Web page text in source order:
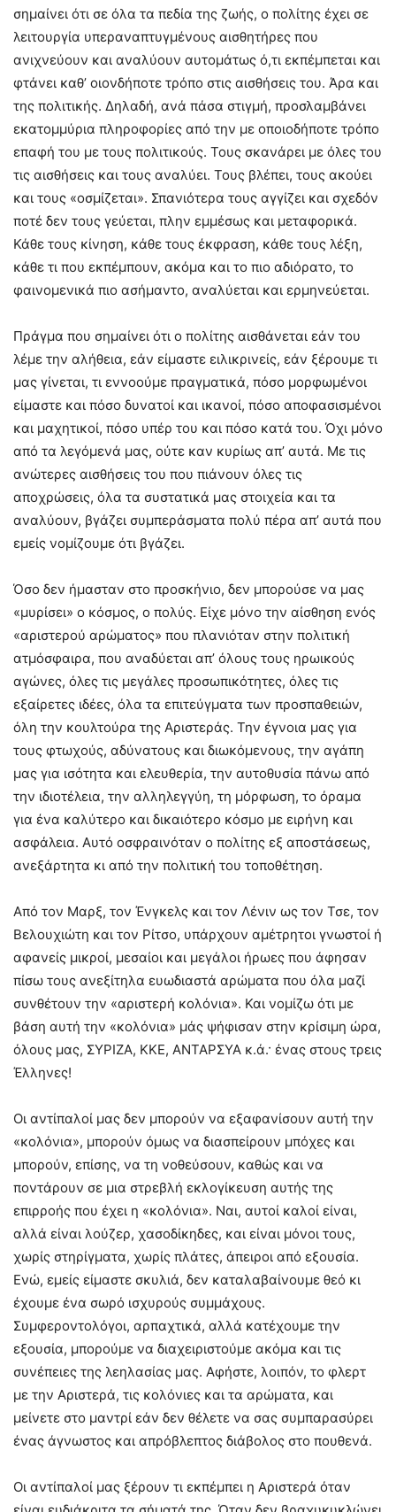
σημαίνει ότι σε όλα τα πεδία της ζωής, ο πολίτης έχει σε
λειτουργία υπεραναπτυγμένους αισθητήρες που
ανιχνεύουν και αναλύουν αυτομάτως ό,τι εκπέμπεται και
φτάνει καθ’ οιονδήποτε τρόπο στις αισθήσεις του. Άρα και
της πολιτικής. Δηλαδή, ανά πάσα στιγμή, προσλαμβάνει
εκατομμύρια πληροφορίες από την με οποιοδήποτε τρόπο
επαφή του με τους πολιτικούς. Τους σκανάρει με όλες του
τις αισθήσεις και τους αναλύει. Τους βλέπει, τους ακούει
και τους «οσμίζεται». Σπανιότερα τους αγγίζει και σχεδόν
ποτέ δεν τους γεύεται, πλην εμμέσως και μεταφορικά.
Κάθε τους κίνηση, κάθε τους έκφραση, κάθε τους λέξη,
κάθε τι που εκπέμπουν, ακόμα και το πιο αδιόρατο, το
φαινομενικά πιο ασήμαντο, αναλύεται και ερμηνεύεται.
Πράγμα που σημαίνει ότι ο πολίτης αισθάνεται εάν του
λέμε την αλήθεια, εάν είμαστε ειλικρινείς, εάν ξέρουμε τι
μας γίνεται, τι εννοούμε πραγματικά, πόσο μορφωμένοι
είμαστε και πόσο δυνατοί και ικανοί, πόσο αποφασισμένοι
και μαχητικοί, πόσο υπέρ του και πόσο κατά του. Όχι μόνο
από τα λεγόμενά μας, ούτε καν κυρίως απ’ αυτά. Με τις
ανώτερες αισθήσεις του που πιάνουν όλες τις
αποχρώσεις, όλα τα συστατικά μας στοιχεία και τα
αναλύουν, βγάζει συμπεράσματα πολύ πέρα απ’ αυτά που
εμείς νομίζουμε ότι βγάζει.
Όσο δεν ήμασταν στο προσκήνιο, δεν μπορούσε να μας
«μυρίσει» ο κόσμος, ο πολύς. Είχε μόνο την αίσθηση ενός
«αριστερού αρώματος» που πλανιόταν στην πολιτική
ατμόσφαιρα, που αναδύεται απ’ όλους τους ηρωικούς
αγώνες, όλες τις μεγάλες προσωπικότητες, όλες τις
εξαίρετες ιδέες, όλα τα επιτεύγματα των προσπαθειών,
όλη την κουλτούρα της Αριστεράς. Την έγνοια μας για
τους φτωχούς, αδύνατους και διωκόμενους, την αγάπη
μας για ισότητα και ελευθερία, την αυτοθυσία πάνω από
την ιδιοτέλεια, την αλληλεγγύη, τη μόρφωση, το όραμα
για ένα καλύτερο και δικαιότερο κόσμο με ειρήνη και
ασφάλεια. Αυτό οσφραινόταν ο πολίτης εξ αποστάσεως,
ανεξάρτητα κι από την πολιτική του τοποθέτηση.
Από τον Μαρξ, τον Ένγκελς και τον Λένιν ως τον Τσε, τον
Βελουχιώτη και τον Ρίτσο, υπάρχουν αμέτρητοι γνωστοί ή
αφανείς μικροί, μεσαίοι και μεγάλοι ήρωες που άφησαν
πίσω τους ανεξίτηλα ευωδιαστά αρώματα που όλα μαζί
συνθέτουν την «αριστερή κολόνια». Και νομίζω ότι με
βάση αυτή την «κολόνια» μάς ψήφισαν στην κρίσιμη ώρα,
όλους μας, ΣΥΡΙΖΑ, ΚΚΕ, ΑΝΤΑΡΣΥΑ κ.ά.· ένας στους τρεις
Έλληνες!
Οι αντίπαλοί μας δεν μπορούν να εξαφανίσουν αυτή την
«κολόνια», μπορούν όμως να διασπείρουν μπόχες και
μπορούν, επίσης, να τη νοθεύσουν, καθώς και να
ποντάρουν σε μια στρεβλή εκλογίκευση αυτής της
επιρροής που έχει η «κολόνια». Ναι, αυτοί καλοί είναι,
αλλά είναι λούζερ, χασοδίκηδες, και είναι μόνοι τους,
χωρίς στηρίγματα, χωρίς πλάτες, άπειροι από εξουσία.
Ενώ, εμείς είμαστε σκυλιά, δεν καταλαβαίνουμε θεό κι
έχουμε ένα σωρό ισχυρούς συμμάχους.
Συμφεροντολόγοι, αρπαχτικά, αλλά κατέχουμε την
εξουσία, μπορούμε να διαχειριστούμε ακόμα και τις
συνέπειες της λεηλασίας μας. Αφήστε, λοιπόν, το φλερτ
με την Αριστερά, τις κολόνιες και τα αρώματα, και
μείνετε στο μαντρί εάν δεν θέλετε να σας συμπαρασύρει
ένας άγνωστος και απρόβλεπτος διάβολος στο πουθενά.
Οι αντίπαλοί μας ξέρουν τι εκπέμπει η Αριστερά όταν